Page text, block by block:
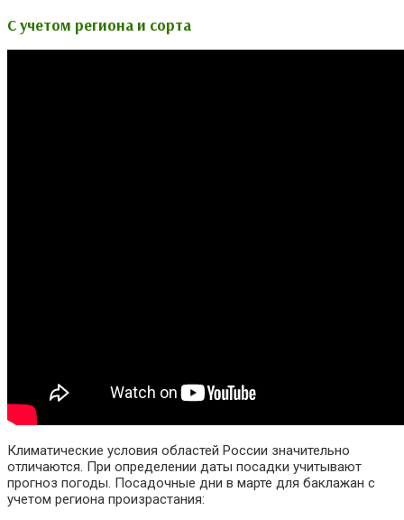
С учетом региона и сорта
Климатические условия областей России значительно
отличаются. При определении даты посадки учитывают
прогноз погоды. Посадочные дни в марте для баклажан с
учетом региона произрастания: